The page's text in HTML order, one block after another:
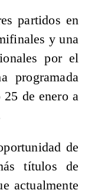
partidos en
y una
por el
programada
de enero a
de
títulos de
actualmente